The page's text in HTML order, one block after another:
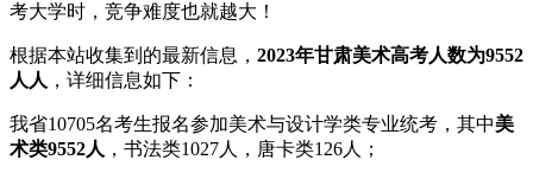
考大学时，竞争难度也就越大！
根据本站收集到的最新信息， 2023年甘肃美术高考人数为9552
人人 ，详细信息如下：
我省10705名考生报名参加美术与设计学类专业统考，其中美
术类9552人 ，书法类1027人，唐卡类126人；